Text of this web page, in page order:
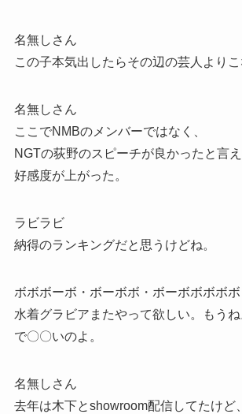
名無しさん
この子本気出したらその辺の芸人よりこ
名無しさん
ここでNMBのメンバーではなく、
NGTの荻野のスピーチが良かったと言え
好感度が上がった。
ラビラビ
納得のランキングだと思うけどね。
ボボボーボ・ボーボボ・ボーボボボボボ
水着グラビアまたやって欲しい。もう
で〇〇いのよ。
名無しさん
去年は木下とshowroom配信してたけど